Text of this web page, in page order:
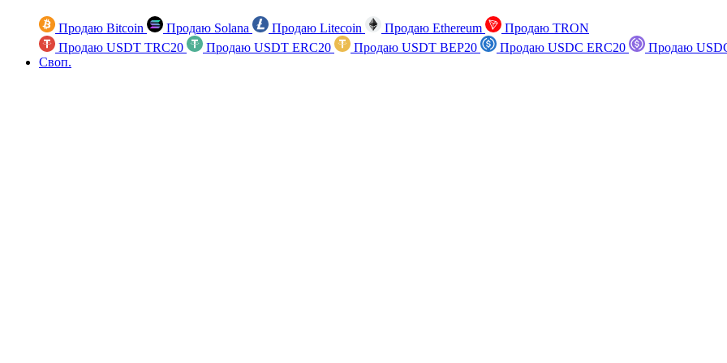
Продаю Bitcoin Продаю Solana Продаю Litecoin Продаю Ethereum
Продаю TRON
Продаю USDT TRC20
Продаю USDT ERC20 Продаю USDT BEP20 Продаю USDC ERC20
Продаю
Своп.